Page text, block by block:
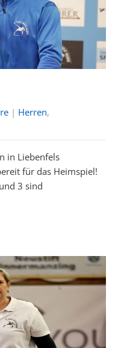
| Herren,
in Liebenfels
für das Heimspiel!
3 sind